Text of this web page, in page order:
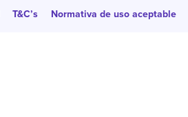
T&C’s Normativa de uso aceptable